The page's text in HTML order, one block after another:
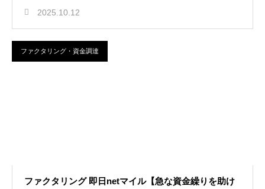
2025.10.12
ファクタリング・資金調達
ファクタリング 即日netマイル【急な資金繰りを助け